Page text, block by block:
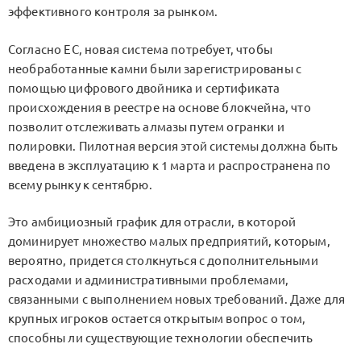
эффективного контроля за рынком.
Согласно ЕС, новая система потребует, чтобы
необработанные камни были зарегистрированы с
помощью цифрового двойника и сертификата
происхождения в реестре на основе блокчейна, что
позволит отслеживать алмазы путем огранки и
полировки. Пилотная версия этой системы должна быть
введена в эксплуатацию к 1 марта и распространена по
всему рынку к сентябрю.
Это амбициозный график для отрасли, в которой
доминирует множество малых предприятий, которым,
вероятно, придется столкнуться с дополнительными
расходами и административными проблемами,
связанными с выполнением новых требований. Даже для
крупных игроков остается открытым вопрос о том,
способны ли существующие технологии обеспечить